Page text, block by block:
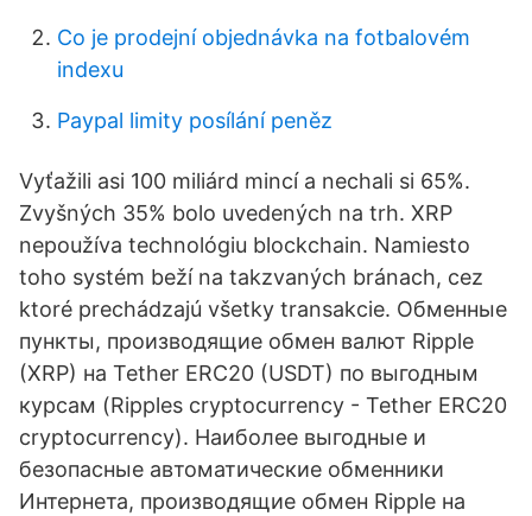
Co je prodejní objednávka na fotbalovém
indexu
Paypal limity posílání peněz
Vyťažili asi 100 miliárd mincí a nechali si 65%.
Zvyšných 35% bolo uvedených na trh. XRP
nepoužíva technológiu blockchain. Namiesto
toho systém beží na takzvaných bránach, cez
ktoré prechádzajú všetky transakcie. Обменные
пункты, производящие обмен валют Ripple
(XRP) на Tether ERC20 (USDT) по выгодным
курсам (Ripples cryptocurrency - Tether ERC20
cryptocurrency). Наиболее выгодные и
безопасные автоматические обменники
Интернета, производящие обмен Ripple на